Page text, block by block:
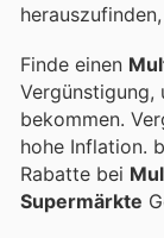
Finde einen
Vergünstigung,
bekommen.
hohe Inflation.
Rabatte bei
Supermärkte